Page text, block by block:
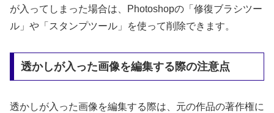
が入ってしまった場合は、Photoshopの「修復ブラシツー
ル」や「スタンプツール」を使って削除できます。
透かしが入った画像を編集する際の注意点
透かしが入った画像を編集する際は、元の作品の著作権に